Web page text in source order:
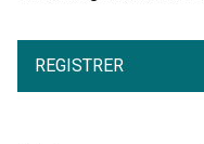
REGISTRER